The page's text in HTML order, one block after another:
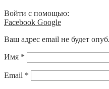
Войти с помощью:
Facebook Google
Ваш адрес email не будет
Имя *
Email *